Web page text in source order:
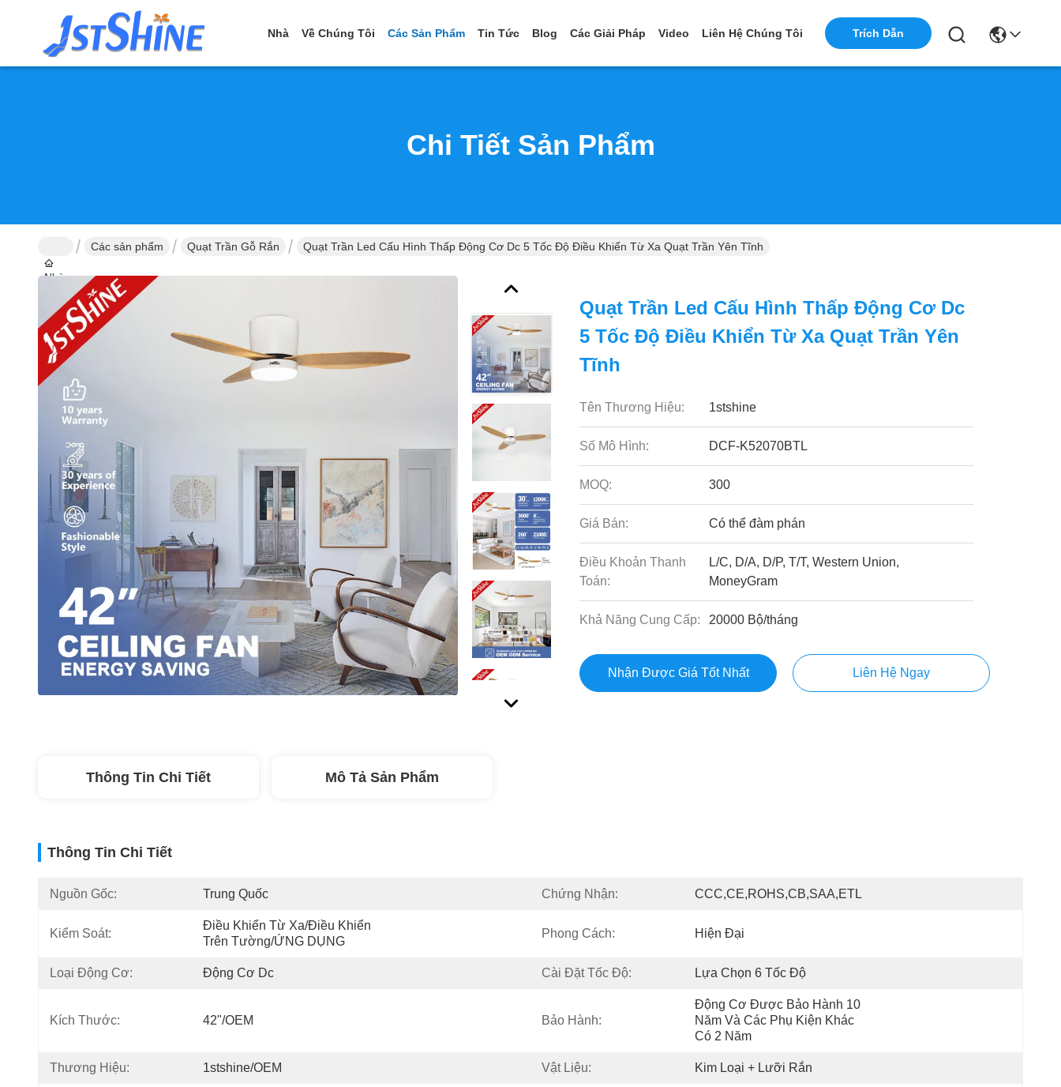
Nhà Về Chúng Tôi Các Sản Phẩm Tin Tức Blog Các Giải Pháp Video Liên Hệ Chúng Tôi Trích Dẫn
Chi Tiết Sản Phẩm
Nhà
Các sản phẩm Quạt Trần Gỗ Rắn Quạt Trần Led Cấu Hình Thấp Động Cơ Dc 5 Tốc Độ Điều Khiển Từ Xa Quạt Trần Yên Tĩnh
Quạt Trần Led Cấu Hình Thấp Động Cơ Dc
5 Tốc Độ Điều Khiển Từ Xa Quạt Trần Yên
Tĩnh
Tên Thương Hiệu: 1stshine
Số Mô Hình: DCF-K52070BTL
MOQ: 300
Giá Bán: Có thể đàm phán
Điều Khoản Thanh
Toán:
L/C, D/A, D/P, T/T, Western Union,
MoneyGram
Khả Năng Cung Cấp: 20000 Bộ/tháng
Nhận Được Giá Tốt Nhất Liên Hệ Ngay
Thông Tin Chi Tiết Mô Tả Sản Phẩm
Thông Tin Chi Tiết
Nguồn Gốc: Trung Quốc Chứng Nhận: CCC,CE,ROHS,CB,SAA,ETL
Kiểm Soát:
Điều Khiển Từ Xa/Điều Khiển
Trên Tường/ỨNG DỤNG
Phong Cách: Hiện Đại
Loại Động Cơ: Động Cơ Dc Cài Đặt Tốc Độ: Lựa Chọn 6 Tốc Độ
Kích Thước: 42"/OEM Bảo Hành:
Động Cơ Được Bảo Hành 10
Năm Và Các Phụ Kiện Khác
Có 2 Năm
Thương Hiệu: 1stshine/OEM Vật Liệu: Kim Loại + Lưỡi Rắn